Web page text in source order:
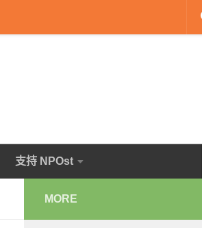
支持 NPOst
MORE